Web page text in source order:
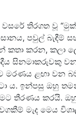
තිරගත වූ
පවුල් බැඳීම්
කරන, කලා
සිනමාකරුවකු
මරණය ළඟා වන
ය. ඉන්පසු ඔහු
තීරණය කරයි.
මැද මෙය